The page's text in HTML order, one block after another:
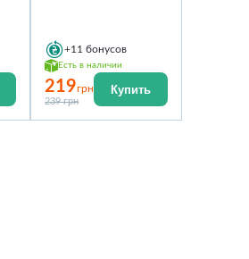
+11 бонусов
Есть в наличии
219грн
239 грн
Купить